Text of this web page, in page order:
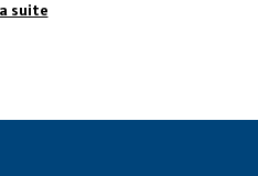
suite